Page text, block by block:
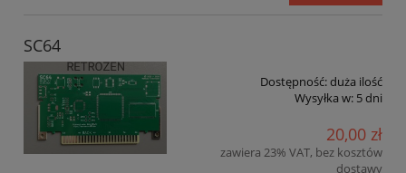
SC64
Dostępność:duża ilość
Wysyłka w: 5 dni
20,00 zł
zawiera 23% VAT, bez kosztów
dostawy